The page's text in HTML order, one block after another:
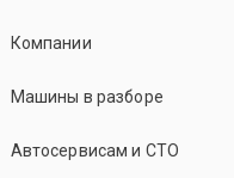
Компании
Машины в разборе
Автосервисам и СТО